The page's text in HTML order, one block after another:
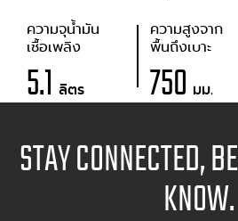
ความจุน้ำมัน
เชื้อเพลิง
5.1 ลิตร
ความสูงจาก
พื้นถึงเบาะ
750 มม.
STAY CONNECTED,
KNOW.